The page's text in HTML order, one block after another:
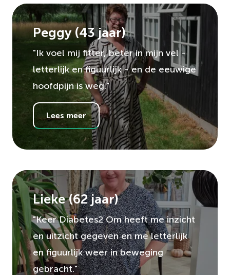
Peggy (43jaar)
"Ik voel mij fitter, beter in mijn vel -
letterlijk en figuurlijk - en de eeuwige
hoofdpijn is weg."
Lees meer
Lieke (62jaar)
"Keer Diabetes2 Om heeft me inzicht
en uitzicht gegeven en me letterlijk
en figuurlijk weer in beweging
gebracht."